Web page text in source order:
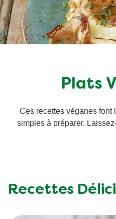
Plats
Ces recettes véganes font
simples à préparer.
Recettes